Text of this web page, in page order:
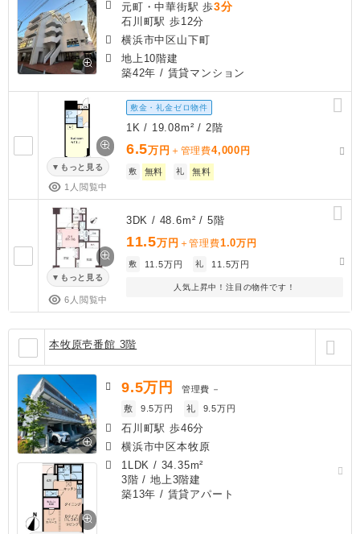
元町・中華街駅 歩3分
石川町駅 歩12分
横浜市中区山下町
地上10階建
築42年 / 賃貸マンション
もっと見る
1人閲覧中
敷金・礼金ゼロ物件
1K / 19.08m² / 2階
6.5万円 ＋管理費4,000 円
敷 無料 礼 無料
もっと見る
6人閲覧中
3DK / 48.6m² / 5階
11.5万円 ＋管理費1.0万円
敷 11.5万円 礼 11.5万円
人気上昇中！注目の物件です！
本牧原壱番館 3階
9.5万円 管理費 －
敷
9.5万円 礼 9.5万円
石川町駅 歩46分
横浜市中区本牧原
1LDK / 34.35m²
3階 / 地上3階建
築13年 / 賃貸アパート